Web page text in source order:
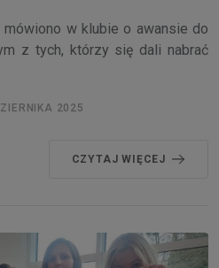
w klubie o awansie do
z tych, którzy się dali nabrać
2025
CZYTAJ WIĘCEJ